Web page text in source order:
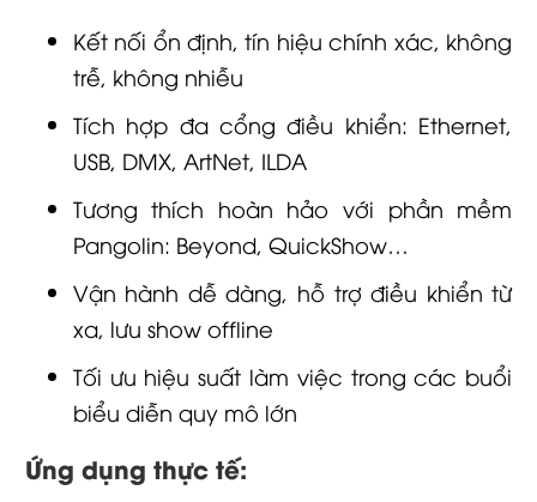
Kết nối ổn định, tín hiệu chính xác, không
trễ, không nhiễu
Tích hợp đa cổng điều khiển: Ethernet,
USB, DMX, ArtNet, ILDA
Tương thích hoàn hảo với phần mềm
Pangolin: Beyond, QuickShow…
Vận hành dễ dàng, hỗ trợ điều khiển từ
xa, lưu show offline
Tối ưu hiệu suất làm việc trong các buổi
biểu diễn quy mô lớn
Ứng dụng thực tế: